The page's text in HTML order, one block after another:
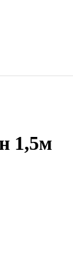
1,5м